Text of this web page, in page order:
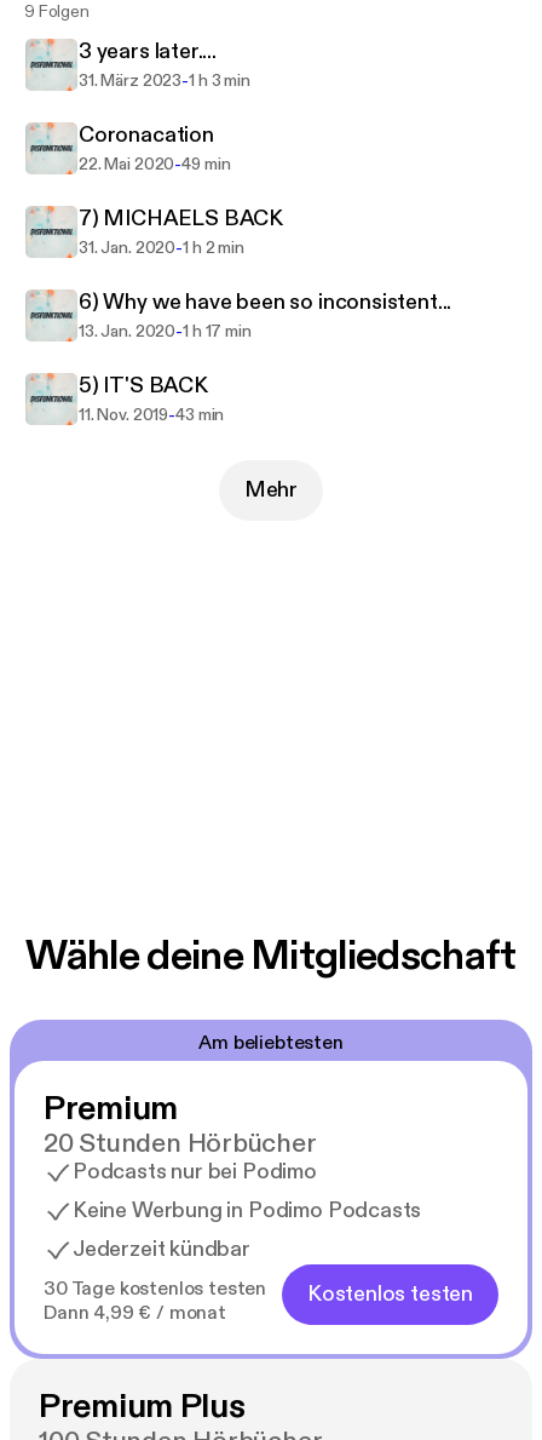
9 Folgen
3 years later....
31. März 2023-1 h 3 min
Coronacation
22. Mai 2020-49 min
7) MICHAELS BACK
31. Jan. 2020-1 h 2 min
6) Why we have been so inconsistent...
13. Jan. 2020-1 h 17 min
5) IT'S BACK
11. Nov. 2019-43 min
Mehr
Wähle deine Mitgliedschaft
Am beliebtesten
Premium
20 Stunden Hörbücher
Podcasts nur bei Podimo
Keine Werbung in Podimo Podcasts
Jederzeit kündbar
30 Tage kostenlos testen
Dann 4,99 € / monat
Kostenlos testen
Premium Plus